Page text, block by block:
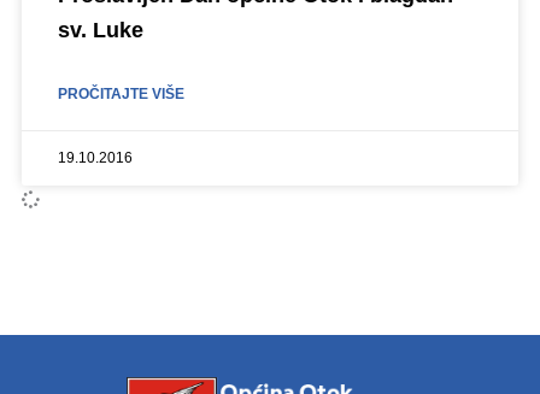
sv. Luke
PROČITAJTE VIŠE
19.10.2016